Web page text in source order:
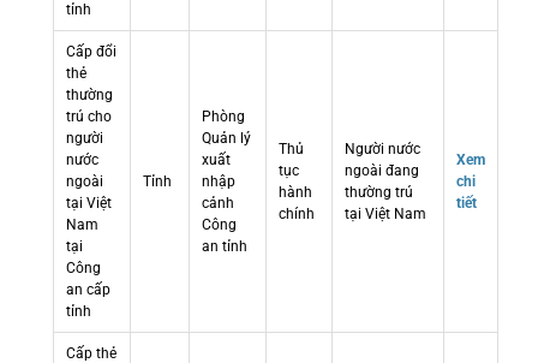
tỉnh
Cấp đổi
thẻ
thường
trú cho
người
nước
ngoài
tại Việt
Nam
tại
Công
an cấp
tỉnh
Tỉnh
Phòng
Quản lý
xuất
nhập
cảnh
Công
an tỉnh
Thủ
tục
hành
chính
Người nước
ngoài đang
thường trú
tại Việt Nam
Xem
chi
tiết
Cấp thẻ